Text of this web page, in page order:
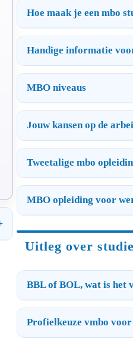
Hoe maak je een mbo
Handige informatie
MBO niveaus
Jouw kansen op de
Tweetalige mbo
MBO opleiding voor
Uitleg over
BBL of BOL, wat is het
Profielkeuze vmbo voor